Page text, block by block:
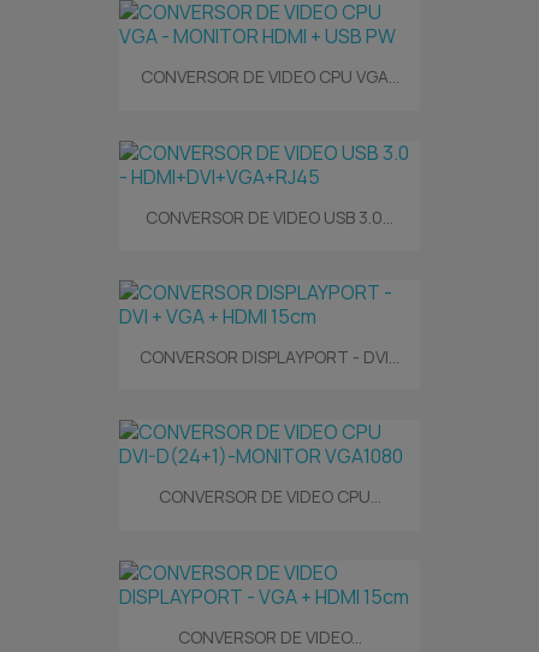
CONVERSOR DE VIDEO CPU VGA...
CONVERSOR DE VIDEO USB 3.0...
CONVERSOR DISPLAYPORT - DVI...
CONVERSOR DE VIDEO CPU...
CONVERSOR DE VIDEO...